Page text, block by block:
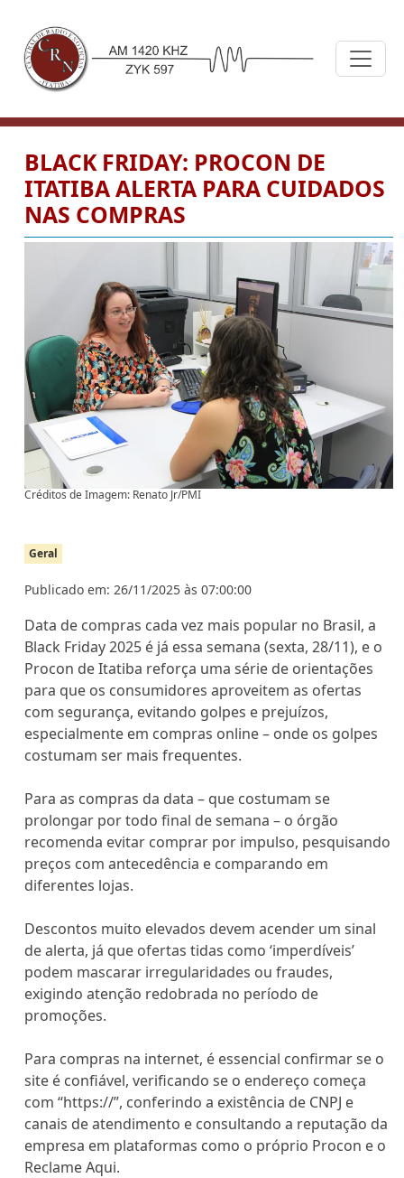
BLACK FRIDAY: PROCON DE
ITATIBA ALERTA PARA CUIDADOS
NAS COMPRAS
Créditos de Imagem: Renato Jr/PMI
Geral
Publicado em: 26/11/2025 às 07:00:00
Data de compras cada vez mais popular no Brasil, a
Black Friday 2025 é já essa semana (sexta, 28/11), e o
Procon de Itatiba reforça uma série de orientações
para que os consumidores aproveitem as ofertas
com segurança, evitando golpes e prejuízos,
especialmente em compras online – onde os golpes
costumam ser mais frequentes.
Para as compras da data – que costumam se
prolongar por todo final de semana – o órgão
recomenda evitar comprar por impulso, pesquisando
preços com antecedência e comparando em
diferentes lojas.
Descontos muito elevados devem acender um sinal
de alerta, já que ofertas tidas como ‘imperdíveis’
podem mascarar irregularidades ou fraudes,
exigindo atenção redobrada no período de
promoções.
Para compras na internet, é essencial confirmar se o
site é confiável, verificando se o endereço começa
com “https://”, conferindo a existência de CNPJ e
canais de atendimento e consultando a reputação da
empresa em plataformas como o próprio Procon e o
Reclame Aqui.